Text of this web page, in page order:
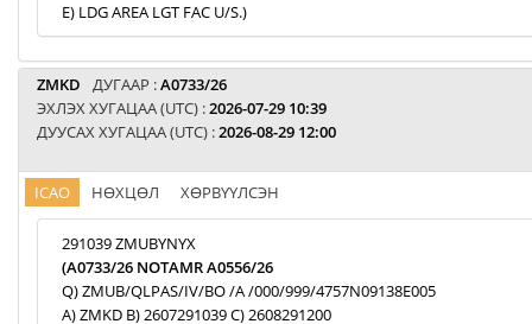
E) LDG AREA LGT FAC U/S.)
ZMKD ДУГААР :A0733/26
ЭХЛЭХ ХУГАЦАА (UTC) :2026-07-29 10:39
ДУУСАХ ХУГАЦАА (UTC) :2026-08-29 12:00
ICAO НӨХЦӨЛ ХӨРВҮҮЛСЭН
291039 ZMUBYNYX
(A0733/26 NOTAMR A0556/26
Q) ZMUB/QLPAS/IV/BO /A /000/999/4757N09138E005
A) ZMKD B) 2607291039 C) 2608291200